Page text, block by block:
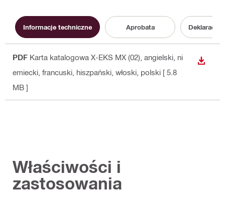
Informacje techniczne Aprobata Deklaracja
PDF Karta katalogowa X-EKS MX (02) , angielski, ni
emiecki, francuski, hiszpański, włoski, polski [ 5.8
MB ]
Właściwości i
zastosowania